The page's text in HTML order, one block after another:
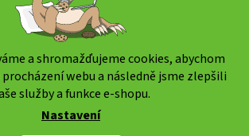
a shromažďujeme cookies, abychom
webu a následně jsme zlepšili
služby a funkce e-shopu.
Nastavení
www.weedshop.cz